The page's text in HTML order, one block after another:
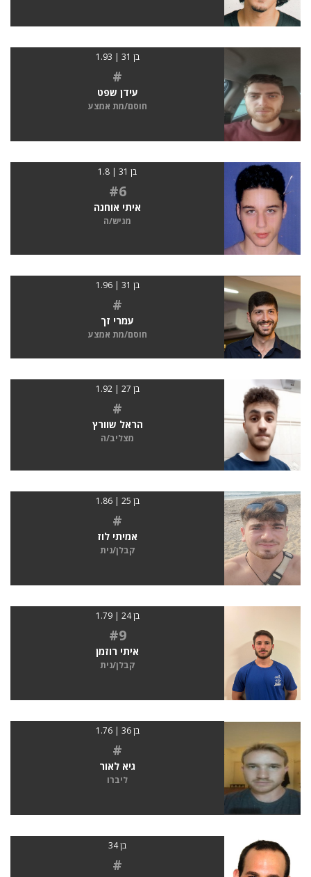
בן 31 | 1.93
#
עידן שפט
חוסם/מת אמצע
בן 31 | 1.8
#6
איתי אוחנה
מגיש/ה
בן 31 | 1.96
#
עמרי זך
חוסם/מת אמצע
בן 27 | 1.92
#
הראל שוורץ
מצליב/ה
בן 25 | 1.86
#
אמיתי לוז
קבלן/נית
בן 24 | 1.79
#9
איתי רוזמן
קבלן/נית
בן 36 | 1.76
#
גיא לאור
ליברו
בן 34
#